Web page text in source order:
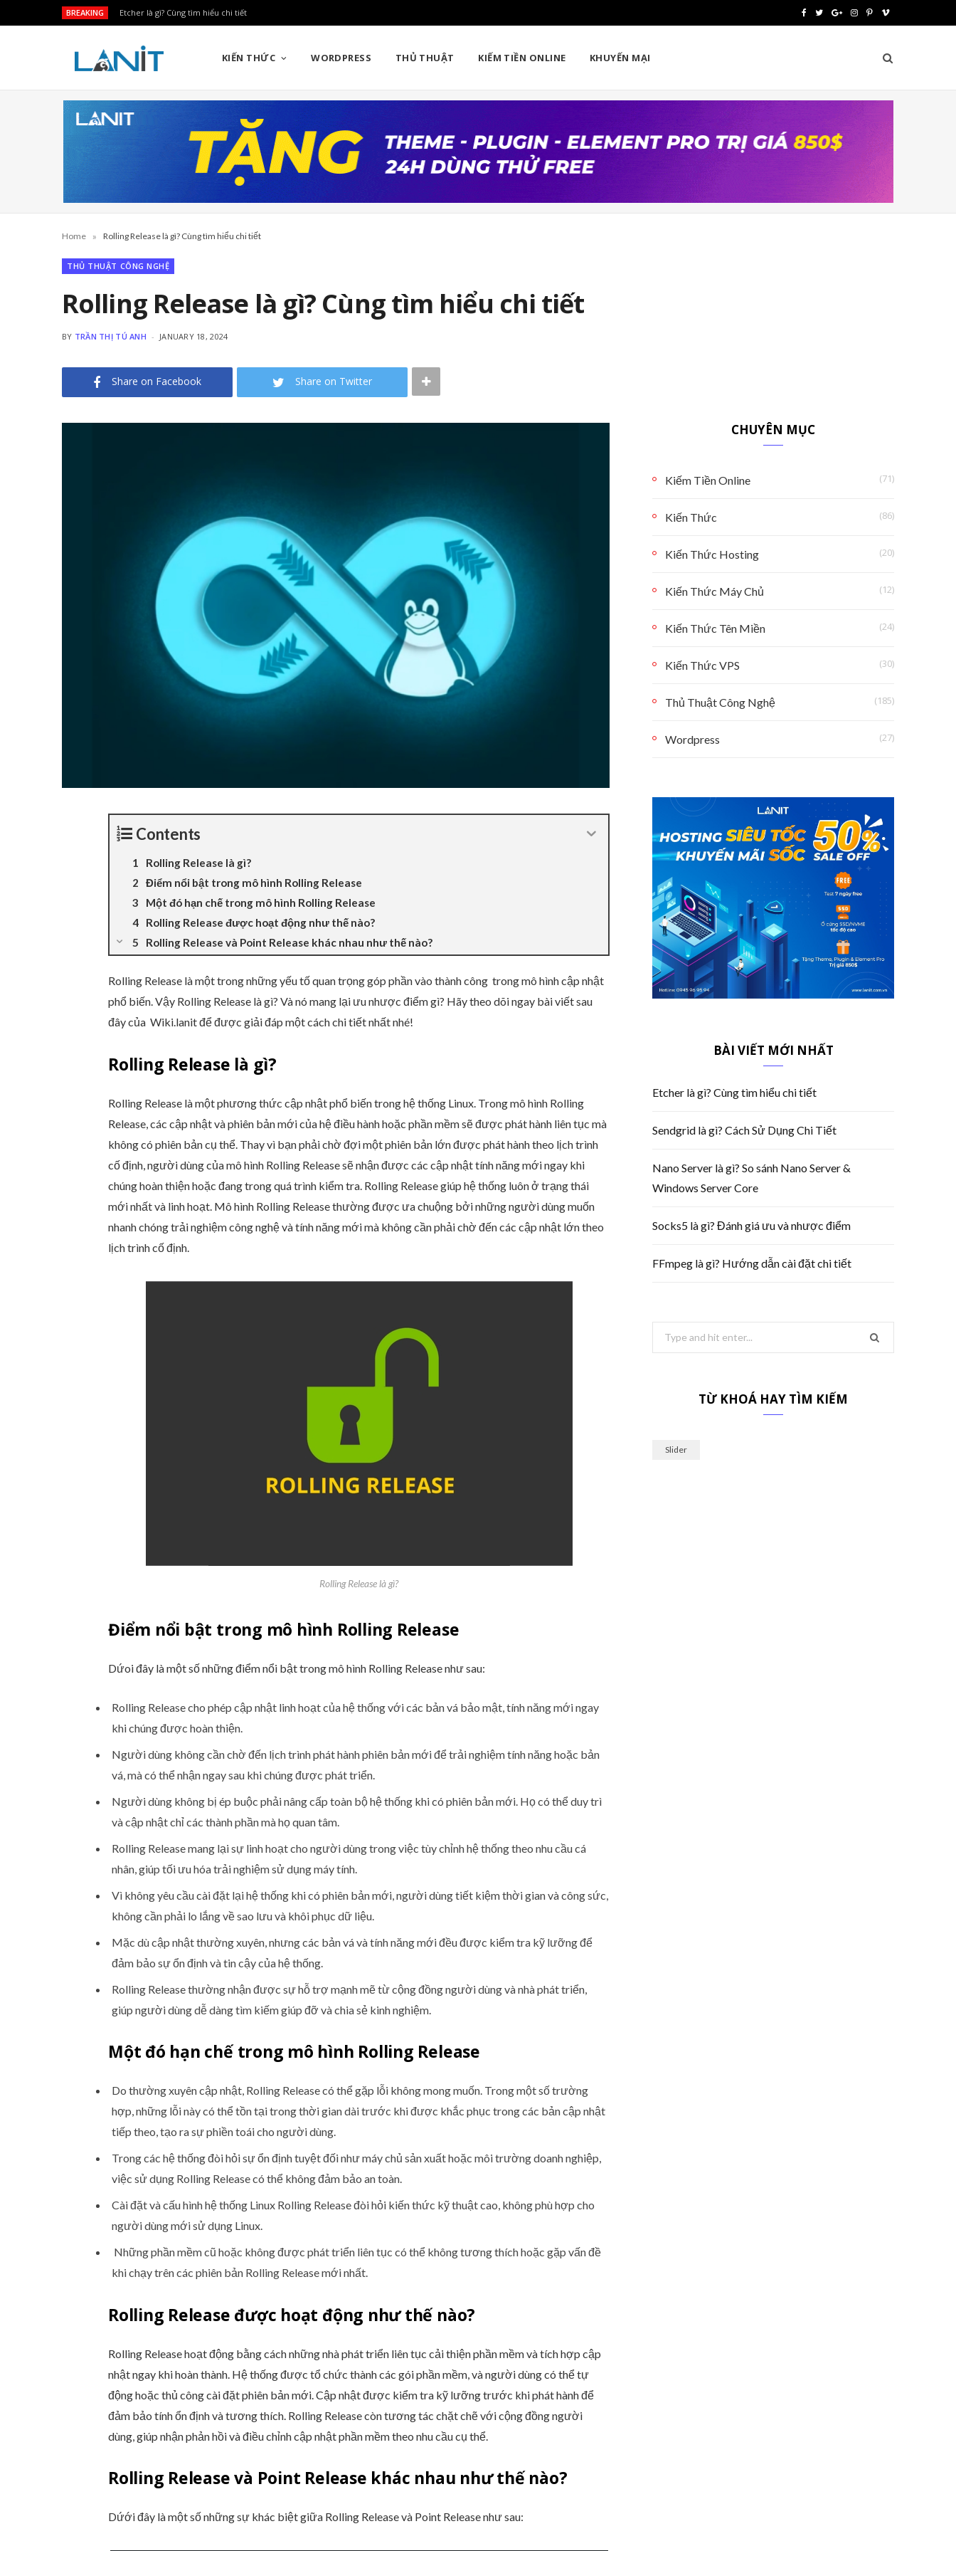
BREAKING Etcher là gì? Cùng tìm hiểu chi tiết
e
o
T
t
e
G
g
e
I
t
P
t
e
s
V
m
e
KIẾN THỨC WORDPRESS THỦ THUẬT KIẾM TIỀN ONLINE KHUYẾN MẠI
Home » Rolling Release là gì? Cùng tìm hiểu chi tiết
THỦ THUẬT CÔNG NGHỆ
Rolling Release là gì? Cùng tìm hiểu chi tiết
BY TRẦN THỊ TÚ ANH JANUARY 18, 2024
Share on Facebook Share on Twitter
Contents
Rolling Release là gì?
Điểm nổi bật trong mô hình Rolling Release
Một đó hạn chế trong mô hình Rolling Release
Rolling Release được hoạt động như thế nào?
Rolling Release và Point Release khác nhau như thế nào?
Point Release
Lời kết
Rolling Release là một trong những yếu tố quan trọng góp phần vào thành công trong mô hình cập nhật
phổ biến. Vậy Rolling Release là gì? Và nó mang lại ưu nhược điểm gì? Hãy theo dõi ngay bài viết sau
đây của Wiki.lanit để được giải đáp một cách chi tiết nhất nhé!
Rolling Release là gì?
Rolling Release là một phương thức cập nhật phổ biến trong hệ thống Linux. Trong mô hình Rolling
Release, các cập nhật và phiên bản mới của hệ điều hành hoặc phần mềm sẽ được phát hành liên tục mà
không có phiên bản cụ thể. Thay vì bạn phải chờ đợi một phiên bản lớn được phát hành theo lịch trình
cố định, người dùng của mô hình Rolling Release sẽ nhận được các cập nhật tính năng mới ngay khi
chúng hoàn thiện hoặc đang trong quá trình kiểm tra. Rolling Release giúp hệ thống luôn ở trạng thái
mới nhất và linh hoạt. Mô hình Rolling Release thường được ưa chuộng bởi những người dùng muốn
nhanh chóng trải nghiệm công nghệ và tính năng mới mà không cần phải chờ đến các cập nhật lớn theo
lịch trình cố định.
Rolling Release là gì?
Điểm nổi bật trong mô hình Rolling Release
Dứoi đây là một số những điểm nổi bật trong mô hình Rolling Release như sau:
Rolling Release cho phép cập nhật linh hoạt của hệ thống với các bản vá bảo mật, tính năng mới ngay
khi chúng được hoàn thiện.
Người dùng không cần chờ đến lịch trình phát hành phiên bản mới để trải nghiệm tính năng hoặc bản
vá, mà có thể nhận ngay sau khi chúng được phát triển.
Người dùng không bị ép buộc phải nâng cấp toàn bộ hệ thống khi có phiên bản mới. Họ có thể duy trì
và cập nhật chỉ các thành phần mà họ quan tâm.
Rolling Release mang lại sự linh hoạt cho người dùng trong việc tùy chỉnh hệ thống theo nhu cầu cá
nhân, giúp tối ưu hóa trải nghiệm sử dụng máy tính.
Vì không yêu cầu cài đặt lại hệ thống khi có phiên bản mới, người dùng tiết kiệm thời gian và công sức,
không cần phải lo lắng về sao lưu và khôi phục dữ liệu.
Mặc dù cập nhật thường xuyên, nhưng các bản vá và tính năng mới đều được kiểm tra kỹ lưỡng để
đảm bảo sự ổn định và tin cậy của hệ thống.
Rolling Release thường nhận được sự hỗ trợ mạnh mẽ từ cộng đồng người dùng và nhà phát triển,
giúp người dùng dễ dàng tìm kiếm giúp đỡ và chia sẻ kinh nghiệm.
Một đó hạn chế trong mô hình Rolling Release
Do thường xuyên cập nhật, Rolling Release có thể gặp lỗi không mong muốn. Trong một số trường
hợp, những lỗi này có thể tồn tại trong thời gian dài trước khi được khắc phục trong các bản cập nhật
tiếp theo, tạo ra sự phiền toái cho người dùng.
Trong các hệ thống đòi hỏi sự ổn định tuyệt đối như máy chủ sản xuất hoặc môi trường doanh nghiệp,
việc sử dụng Rolling Release có thể không đảm bảo an toàn.
Cài đặt và cấu hình hệ thống Linux Rolling Release đòi hỏi kiến thức kỹ thuật cao, không phù hợp cho
người dùng mới sử dụng Linux.
Những phần mềm cũ hoặc không được phát triển liên tục có thể không tương thích hoặc gặp vấn đề
khi chạy trên các phiên bản Rolling Release mới nhất.
Rolling Release được hoạt động như thế nào?
Rolling Release hoạt động bằng cách những nhà phát triển liên tục cải thiện phần mềm và tích hợp cập
nhật ngay khi hoàn thành. Hệ thống được tổ chức thành các gói phần mềm, và người dùng có thể tự
động hoặc thủ công cài đặt phiên bản mới. Cập nhật được kiểm tra kỹ lưỡng trước khi phát hành để
đảm bảo tính ổn định và tương thích. Rolling Release còn tương tác chặt chẽ với cộng đồng người
dùng, giúp nhận phản hồi và điều chỉnh cập nhật phần mềm theo nhu cầu cụ thể.
Rolling Release và Point Release khác nhau như thế nào?
Dứới đây là một số những sự khác biệt giữa Rolling Release và Point Release như sau:
CHUYÊN MỤC
Kiếm Tiền Online (71)
Kiến Thức (86)
Kiến Thức Hosting (20)
Kiến Thức Máy Chủ (12)
Kiến Thức Tên Miền (24)
Kiến Thức VPS (30)
Thủ Thuật Công Nghệ (185)
Wordpress (27)
BÀI VIẾT MỚI NHẤT
Etcher là gì? Cùng tìm hiểu chi tiết
Sendgrid là gì? Cách Sử Dụng Chi Tiết
Nano Server là gì? So sánh Nano Server &
Windows Server Core
Socks5 là gì? Đánh giá ưu và nhược điểm
FFmpeg là gì? Hướng dẫn cài đặt chi tiết
TỪ KHOÁ HAY TÌM KIẾM
Slider